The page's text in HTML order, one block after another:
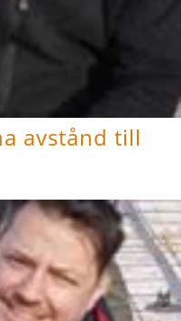
avstånd till